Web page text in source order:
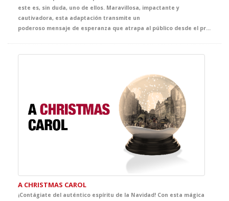
este es, sin duda, uno de ellos. Maravillosa, impactante y
cautivadora, esta adaptación transmite un
poderoso mensaje de esperanza que atrapa al público desde el primer instante. Llena de ternura, emoción y sensibilidad, ofrece al alumnado una oportunidad única para adentrarse en la mirada de Anna, una joven vital, inteligente y curiosa, y acercarse, desde la experiencia teatral, a uno de los episodios más sobrecogedores de la historia contemporánea.
A CHRISTMAS CAROL
¡Contágiate del auténtico espíritu de la Navidad! Con esta mágica